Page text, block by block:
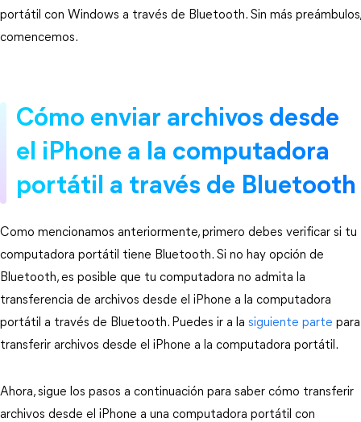
portátil con Windows a través de Bluetooth. Sin más preámbulos,
comencemos.
Cómo enviar archivos desde
el iPhone a la computadora
portátil a través de Bluetooth
Como mencionamos anteriormente, primero debes verificar si tu
computadora portátil tiene Bluetooth. Si no hay opción de
Bluetooth, es posible que tu computadora no admita la
transferencia de archivos desde el iPhone a la computadora
portátil a través de Bluetooth. Puedes ir a la siguiente parte para
transferir archivos desde el iPhone a la computadora portátil.
Ahora, sigue los pasos a continuación para saber cómo transferir
archivos desde el iPhone a una computadora portátil con